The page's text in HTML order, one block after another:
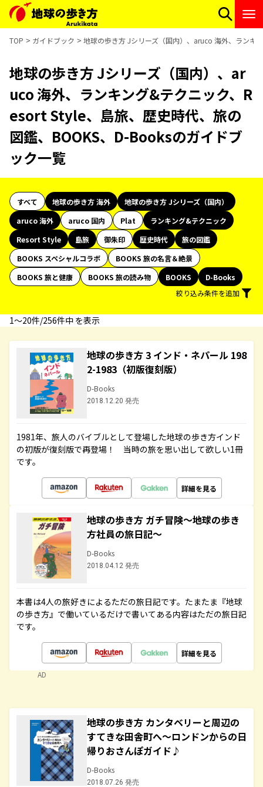
TOP ガイドブック 地球の歩き方 Jシリーズ（国内）、aruco 海外、ランキ
地球の歩き方 Jシリーズ（国内）、ar
uco 海外、ランキング&テクニック、R
esort Style、島旅、歴史時代、旅の
図鑑、BOOKS、D-Booksのガイドブ
ック一覧
すべて 地球の歩き方 海外
地球の歩き方 Jシリーズ（国内）
aruco 海外
aruco 国内 Plat
ランキング&テクニック
Resort Style
島旅 御朱印 歴史時代
旅の図鑑
BOOKS スペシャルコラボ
BOOKS 旅の名言＆絶景
BOOKS 旅と健康
BOOKS 旅の読み物 BOOKS
D-Books
絞り込み条件を追加
1〜20件/256件中 を表示
地球の歩き方 3 インド・ネパール 198
2-1983（初版復刻版）
D-Books
2018.12.20 発売
1981年、旅人のバイブルとして登場した地球の歩き方インド
の初版が復刻版で再登場！ 当時の旅を思い出して欲しい1冊
です。
詳細を見る
地球の歩き方 ガチ冒険～地球の歩き
方社員の旅日記～
D-Books
2018.04.12 発売
本書は4人の旅好きによるただの旅日記です。たまたま『地球
の歩き方』で働いているだけで書いてある内容はただの旅日記
です。
詳細を見る
AD
地球の歩き方 カンタベリーと周辺の
すてきな田舎町へ～ロンドンからの日
帰りおさんぽガイド♪
D-Books
2018.07.26 発売